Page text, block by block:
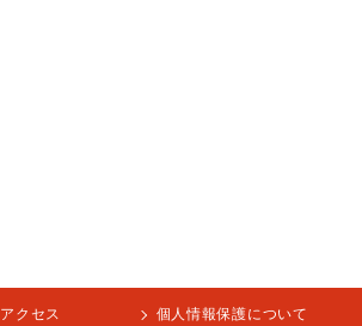
アクセス 個人情報保護について